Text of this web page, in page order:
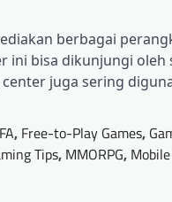
berbagai
ini bisa dikunjungi
juga sering
, Free-to-Play Games,
Tips, MMORPG,